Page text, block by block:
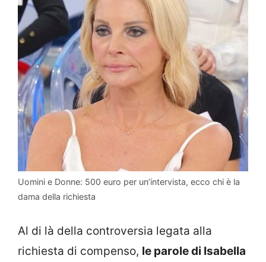
Uomini e Donne: 500 euro per un’intervista, ecco chi è la
dama della richiesta
Al di là della controversia legata alla
richiesta di compenso, le parole di Isabella